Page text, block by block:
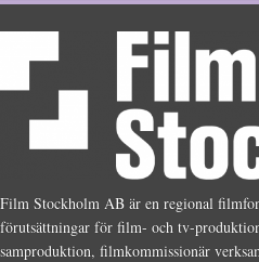
Film Stockholm AB är en regional
förutsättningar för film- och tv-
samproduktion, filmkommissionär